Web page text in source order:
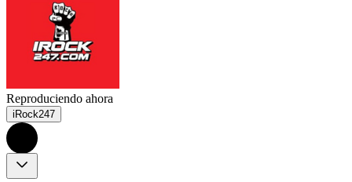
Reproduciendo ahora
iRock247